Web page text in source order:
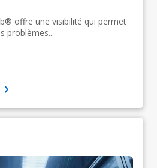
offre une visibilité qui permet
problèmes...